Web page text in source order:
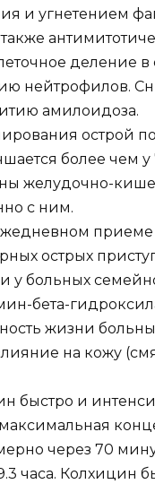
и угнетением
деление
нейтрофилов.
амилоидоза.
острой
более чем
желудочно-
с ним.
острых
у больных
бета-
жизни
на кожу
быстро и
через 70
часа. Колхицин